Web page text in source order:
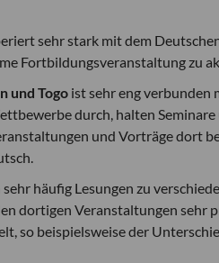
sehr stark mit dem
Fortbildungsveranstaltung zu
und Togo ist sehr eng verbunden
durch, halten
und Vorträge dort
häufig Lesungen zu
dortigen Veranstaltungen sehr
so beispielsweise der